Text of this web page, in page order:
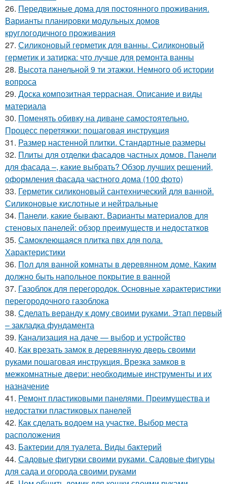
26. Передвижные дома для постоянного проживания.
Варианты планировки модульных домов
круглогодичного проживания
27. Силиконовый герметик для ванны. Силиконовый
герметик и затирка: что лучше для ремонта ванны
28. Высота панельной 9 ти этажки. Немного об истории
вопроса
29. Доска композитная террасная. Описание и виды
материала
30. Поменять обивку на диване самостоятельно.
Процесс перетяжки: пошаговая инструкция
31. Размер настенной плитки. Стандартные размеры
32. Плиты для отделки фасадов частных домов. Панели
для фасада –, какие выбрать? Обзор лучших решений,
оформления фасада частного дома (100 фото)
33. Герметик силиконовый сантехнический для ванной.
Силиконовые кислотные и нейтральные
34. Панели, какие бывают. Варианты материалов для
стеновых панелей: обзор преимуществ и недостатков
35. Самоклеющаяся плитка пвх для пола.
Характеристики
36. Пол для ванной комнаты в деревянном доме. Каким
должно быть напольное покрытие в ванной
37. Газоблок для перегородок. Основные характеристики
перегородочного газоблока
38. Сделать веранду к дому своими руками. Этап первый
– закладка фундамента
39. Канализация на даче — выбор и устройство
40. Как врезать замок в деревянную дверь своими
руками пошаговая инструкция. Врезка замков в
межкомнатные двери: необходимые инструменты и их
назначение
41. Ремонт пластиковыми панелями. Преимущества и
недостатки пластиковых панелей
42. Как сделать водоем на участке. Выбор места
расположения
43. Бактерии для туалета. Виды бактерий
44. Садовые фигурки своими руками. Садовые фигуры
для сада и огорода своими руками